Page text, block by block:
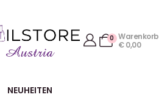
0 Warenkorb
€0,00
NEUHEITEN